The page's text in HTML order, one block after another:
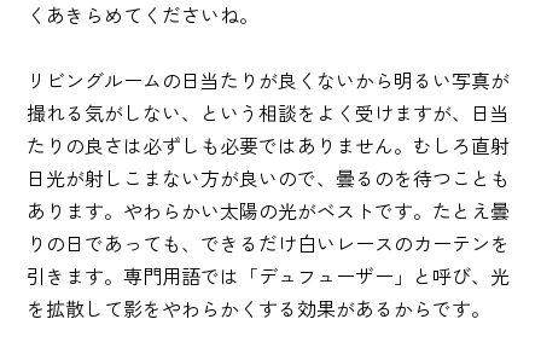
くあきらめてくださいね。
リビングルームの日当たりが良くないから明るい写真が
撮れる気がしない、という相談をよく受けますが、日当
たりの良さは必ずしも必要ではありません。むしろ直射
日光が射しこまない方が良いので、曇るのを待つことも
あります。やわらかい太陽の光がベストです。たとえ曇
りの日であっても、できるだけ白いレースのカーテンを
引きます。専門用語では「デュフューザー」と呼び、光
を拡散して影をやわらかくする効果があるからです。